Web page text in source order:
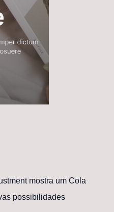
mostra um Cola
possibilidades